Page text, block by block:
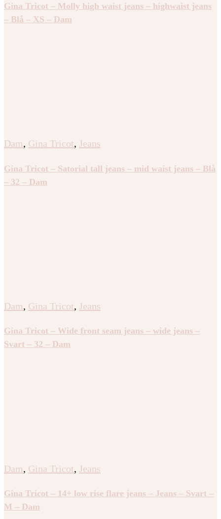
Gina Tricot – Molly high waist jeans – highwaist jeans
– Blå – XS – Dam
Dam, Gina Tricot, Jeans
Gina Tricot – Satorial tall jeans – mid waist jeans – Blå
– 32 – Dam
Dam, Gina Tricot, Jeans
Gina Tricot – Wide front seam jeans – wide jeans –
Svart – 32 – Dam
Dam, Gina Tricot, Jeans
Gina Tricot – 14+ low rise flare jeans – Jeans – Svart –
M – Dam